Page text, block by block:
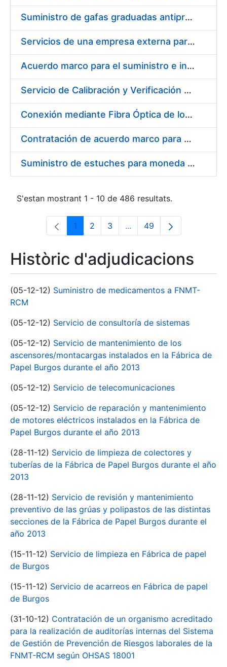
Suministro de gafas graduadas antiproyecciones para los trabajadores de la FNMT-RCM en los centros de trabajo de Madrid y Burgos
Servicios de una empresa externa para el asesoramiento y resolución de los recursos de alzada que se presentan relacionados con procesos de selección para la FNMT-RCM
Acuerdo marco para el suministro e instalación de persianas, estores y otros complementos
Servicio de Calibración y Verificación Externa de los Equipos de Medición del Servicio de Prevención de la FNMT-RCM
Conexión mediante Fibra Óptica de los Centros de Proceso de Datos (CPDs) de las sedes de la FNMT-RCM de Burgos y Madrid
Contratación de acuerdo marco para el Suministro de Material de Electricidad para la Fábrica Nacional de Moneda y Timbre-Real Casa de la Moneda en su centro de trabajo de Burgos
Suministro de estuches para moneda de 30 €
S'estan mostrant 1 - 10 de 486 resultats.
Pàgina
1 Pàgina
2 Pàgina
3 ...Pàgines intermèdies
Pàgina
49
Històric d'adjudicacions
(05-12-12) Suministro de medicamentos a FNMT-
RCM
(05-12-12) Servicio de consultoría de sistemas
(05-12-12) Servicio de mantenimiento de los
ascensores/montacargas instalados en la Fábrica de
Papel Burgos durante el año 2013
(05-12-12) Servicio de telecomunicaciones
(05-12-12) Servicio de reparación y mantenimiento
de motores eléctricos instalados en la Fábrica de
Papel Burgos durante el año 2013
(28-11-12) Servicio de limpieza de colectores y
tuberías de la Fábrica de Papel Burgos durante el año
2013
(28-11-12) Servicio de revisión y mantenimiento
preventivo de las grúas y polipastos de las distintas
secciones de la Fábrica de Papel Burgos durante el
año 2013
(15-11-12) Servicio de limpieza en Fábrica de papel
de Burgos
(15-11-12) Servicio de acarreos en Fábrica de papel
de Burgos
(31-10-12) Contratación de un organismo acreditado
para la realización de auditorías internas del Sistema
de Gestión de Prevención de Riesgos laborales de la
FNMT-RCM según OHSAS 18001